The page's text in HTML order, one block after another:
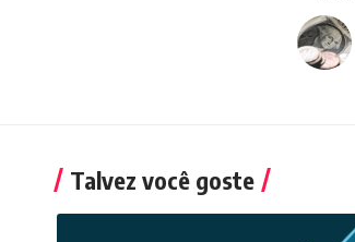
Talvez você goste